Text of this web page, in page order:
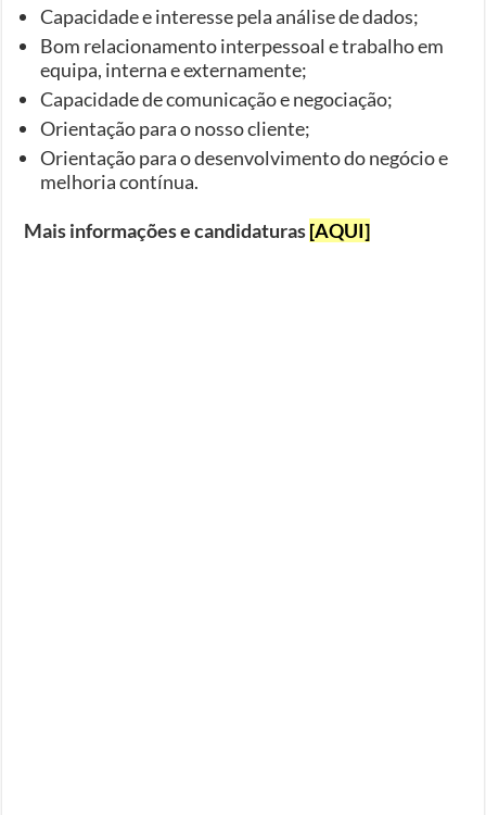
Capacidade e interesse pela análise de dados;
Bom relacionamento interpessoal e trabalho em
equipa, interna e externamente;
Capacidade de comunicação e negociação;
Orientação para o nosso cliente;
Orientação para o desenvolvimento do negócio e
melhoria contínua.
Mais informações e candidaturas[AQUI]